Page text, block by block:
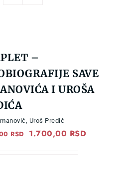
–
SAVE
I UROŠA
, Uroš Predić
RSD Original
1.700,00 RSDCurrent